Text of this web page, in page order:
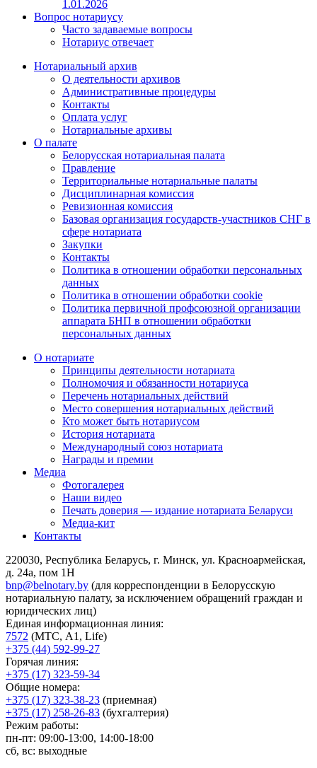
1.01.2026
Вопрос нотариусу
Часто задаваемые вопросы
Нотариус отвечает
Нотариальный архив
О деятельности архивов
Административные процедуры
Контакты
Оплата услуг
Нотариальные архивы
О палате
Белорусская нотариальная палата
Правление
Территориальные нотариальные палаты
Дисциплинарная комиссия
Ревизионная комиссия
Базовая организация государств-участников СНГ в
сфере нотариата
Закупки
Контакты
Политика в отношении обработки персональных
данных
Политика в отношении обработки cookie
Политика первичной профсоюзной организации
аппарата БНП в отношении обработки
персональных данных
О нотариате
Принципы деятельности нотариата
Полномочия и обязанности нотариуса
Перечень нотариальных действий
Место совершения нотариальных действий
Кто может быть нотариусом
История нотариата
Международный союз нотариата
Награды и премии
Медиа
Фотогалерея
Наши видео
Печать доверия — издание нотариата Беларуси
Медиа-кит
Контакты
220030, Республика Беларусь, г. Минск, ул. Красноармейская,
д. 24а, пом 1Н
bnp@belnotary.by (для корреспонденции в Белорусскую
нотариальную палату, за исключением обращений граждан и
юридических лиц)
Единая информационная линия:
7572 (МТС, A1, Life)
+375 (44) 592-99-27
Горячая линия:
+375 (17) 323-59-34
Общие номера:
+375 (17) 323-38-23 (приемная)
+375 (17) 258-26-83 (бухгалтерия)
Режим работы:
пн-пт: 09:00-13:00, 14:00-18:00
сб, вс: выходные